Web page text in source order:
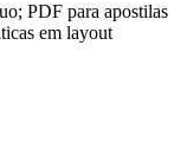
PDF para apostilas
em layout